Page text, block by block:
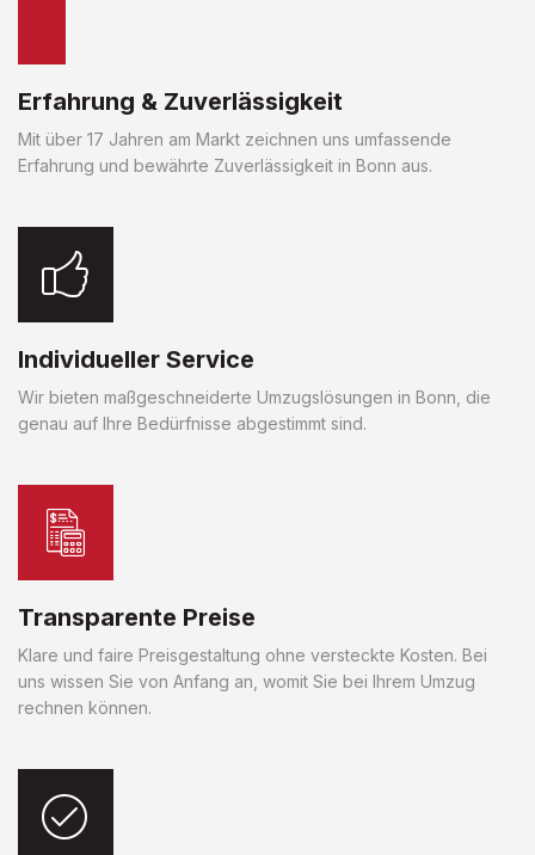
Erfahrung & Zuverlässigkeit
Mit über 17 Jahren am Markt zeichnen uns umfassende
Erfahrung und bewährte Zuverlässigkeit in Bonn aus.
Individueller Service
Wir bieten maßgeschneiderte Umzugslösungen in Bonn, die
genau auf Ihre Bedürfnisse abgestimmt sind.
Transparente Preise
Klare und faire Preisgestaltung ohne versteckte Kosten. Bei
uns wissen Sie von Anfang an, womit Sie bei Ihrem Umzug
rechnen können.